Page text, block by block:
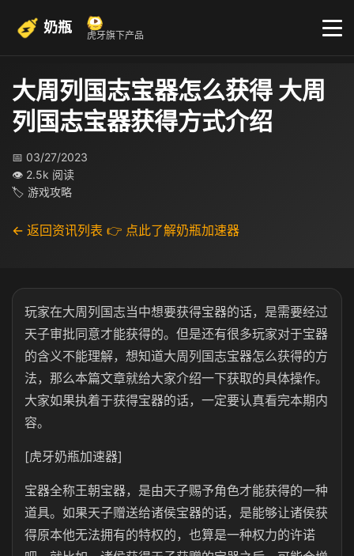
奶瓶 虎牙旗下产品
大周列国志宝器怎么获得 大周
列国志宝器获得方式介绍
📅 03/27/2023
👁 2.5k 阅读
🏷 游戏攻略
← 返回资讯列表 👉 点此了解奶瓶加速器
玩家在大周列国志当中想要获得宝器的话，是需要经过
天子审批同意才能获得的。但是还有很多玩家对于宝器
的含义不能理解，想知道大周列国志宝器怎么获得的方
法，那么本篇文章就给大家介绍一下获取的具体操作。
大家如果执着于获得宝器的话，一定要认真看完本期内
容。
[虎牙奶瓶加速器]
宝器全称王朝宝器，是由天子赐予角色才能获得的一种
道具。如果天子赠送给诸侯宝器的话，是能够让诸侯获
得原本他无法拥有的特权的，也算是一种权力的许诺